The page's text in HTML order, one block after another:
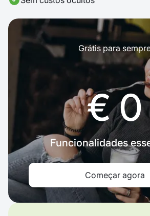
Grátis para
€ 0
Funcionalidades
Começar agora